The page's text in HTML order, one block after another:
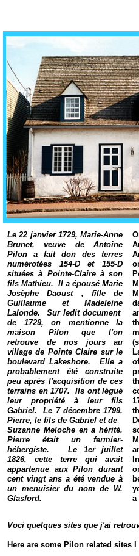
a
Voci quelques sites que j'ai
Here are some Pilon related sites
Le 22 janvier 1729, Marie-Anne
Brunet, veuve de Antoine
Pilon a fait don des terres
numérotées 154-D et 155-D
situées à Pointe-Claire à son
fils Mathieu. Il a épousé Marie
Josèphe Daoust , fille de
Guillaume et Madeleine
Lalonde. Sur ledit document
de 1729, on mentionne la
maison Pilon que l'on
retrouve de nos jours au
village de Pointe Claire sur le
boulevard Lakeshore. Elle a
probablement été construite
peu après l'acquisition de ces
terrains en 1707. Ils ont légué
leur propriété à leur fils
Gabriel. Le 7 décembre 1799,
Pierre, le fils de Gabriel et de
Suzanne Meloche en a hérité.
Pierre était un fermier-
hébergiste. Le 1er juillet
1826, cette terre qui avait
appartenue aux Pilon durant
cent vingt ans a été vendue à
un menuisier du nom de W.
Glasford.